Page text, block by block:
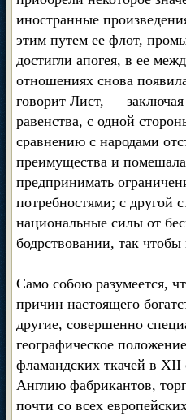
иностранные
этим путем ее флот,
достигли апогея, в ее
отношениях снова
говорит Лист, — заключая
равенства, с одной
сравнению с народами
преимущества и
предпринимать
потребностями; с другой
национальные силы от
бодрствовании, так
Само собою разумеется,
причин настоящего
другие, совершенно
географическое
фламандских ткачей в XII
Англию фабрикантов,
почти со всех